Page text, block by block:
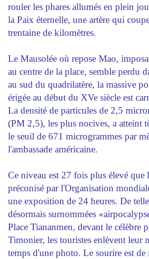
rouler les phares allumés en plein
la Paix éternelle, une artère qui
trentaine de kilomètres.
Le Mausolée où repose Mao,
au centre de la place, semble perdu
au sud du quadrilatère, la massive
érigée au début du XVe siècle est
La densité de particules de 2,5
(PM 2,5), les plus nocives, a atteint
le seuil de 671 microgrammes par
l'ambassade américaine.
Ce niveau est 27 fois plus élevé que
préconisé par l'Organisation
une exposition de 24 heures. De
désormais surnommées
Place Tiananmen, devant le célèbre
Timonier, les touristes enlèvent leur
temps d'une photo. Le sourire est de